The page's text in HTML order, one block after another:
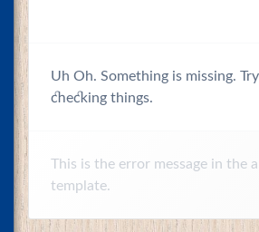
Uh Oh. Something is missing.
checking things.
This is the error message in the
template.